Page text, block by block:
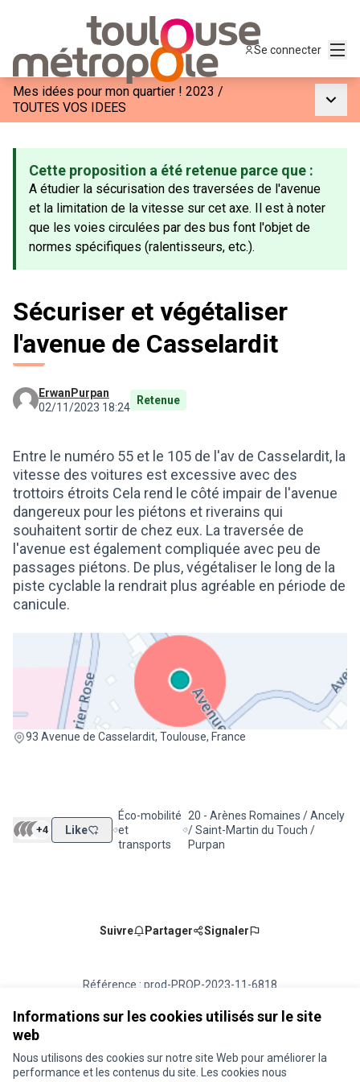
Informations sur les cookies utilisés sur le site
web
Nous utilisons des cookies sur notre site Web pour améliorer la
performance et les contenus du site. Les cookies nous
Se connecter
Mes idées pour mon quartier ! 2023 /
TOUTES VOS IDEES
Cette proposition a été retenue parce que :
A étudier la sécurisation des traversées de l'avenue
et la limitation de la vitesse sur cet axe. Il est à noter
que les voies circulées par des bus font l'objet de
normes spécifiques (ralentisseurs, etc.).
Sécuriser et végétaliser
l'avenue de Casselardit
ErwanPurpan
02/11/2023 18:24
Retenue
Entre le numéro 55 et le 105 de l'av de Casselardit, la
vitesse des voitures est excessive avec des
trottoirs étroits Cela rend le côté impair de l'avenue
dangereux pour les piétons et riverains qui
souhaitent sortir de chez eux. La traversée de
l'avenue est également compliquée avec peu de
passages piétons. De plus, végétaliser le long de la
piste cyclable la rendrait plus agréable en période de
canicule.
93 Avenue de Casselardit, Toulouse, France
(Lien externe)
+4 Like Filtrer les résultats de la catégorie : Éco-mobilité
Éco-mobilité
et
transports
Filtrer les résultats pour le
20 - Arènes Romaines / Ancely
/ Saint-Martin du Touch /
Purpan
Suivre Partager Signaler
Référence : prod-PROP-2023-11-6818
Vérifiez l'empreinte numérique
Conditions d'utilisation
Paramètres des cookies